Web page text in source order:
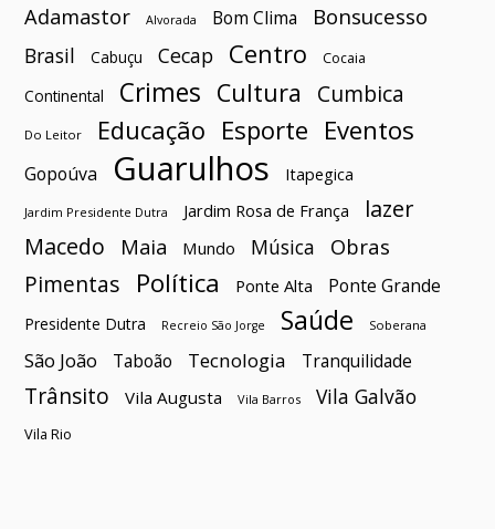
Adamastor Alvorada Bom Clima Bonsucesso
Brasil Cabuçu Cecap Centro Cocaia
Continental Crimes Cultura Cumbica
Do Leitor Educação Esporte Eventos
Gopoúva Guarulhos Itapegica
Jardim Presidente Dutra Jardim Rosa de França
lazer
Macedo
Maia Mundo Música Obras
Pimentas Política Ponte Alta Ponte Grande
Presidente Dutra Recreio São Jorge Saúde Soberana
São João Taboão Tecnologia Tranquilidade
Trânsito Vila Augusta Vila Barros Vila Galvão
Vila Rio